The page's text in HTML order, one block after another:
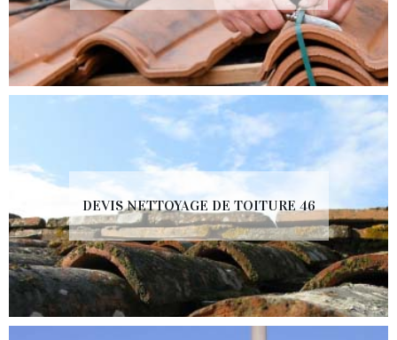
DEVIS NETTOYAGE DE TOITURE 46